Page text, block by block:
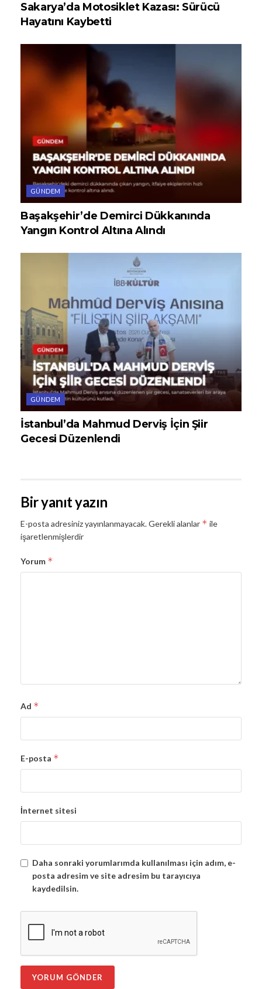
Sakarya’da Motosiklet Kazası: Sürücü
Hayatını Kaybetti
GÜNDEM
Başakşehir’de Demirci Dükkanında
Yangın Kontrol Altına Alındı
GÜNDEM
İstanbul’da Mahmud Derviş İçin Şiir
Gecesi Düzenlendi
Bir yanıt yazın
E-posta adresiniz yayınlanmayacak.Gerekli alanlar * ile
işaretlenmişlerdir
Yorum *
Ad *
E-posta *
İnternet sitesi
Daha sonraki yorumlarımda kullanılması için adım, e-
posta adresim ve site adresim bu tarayıcıya
kaydedilsin.